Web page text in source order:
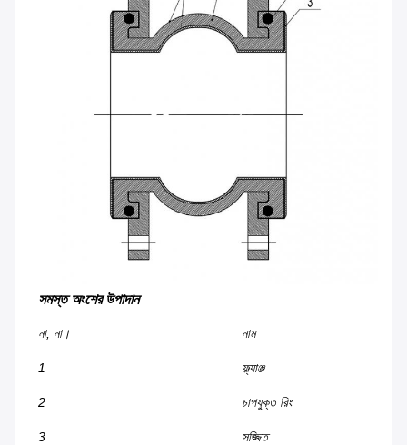
সমস্ত অংশের উপাদান
না, না। নাম
1 ফ্ল্যাঞ্জ
2 চাপযুক্ত রিং
3 সজ্জিত